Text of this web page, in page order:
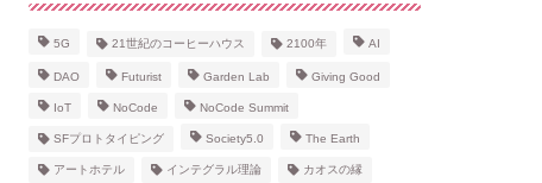
5G 21世紀のコーヒーハウス 2100年 AI
DAO Futurist Garden Lab Giving Good
IoT NoCode NoCode Summit
SFプロトタイピング Society5.0 The Earth
アートホテル インテグラル理論 カオスの縁